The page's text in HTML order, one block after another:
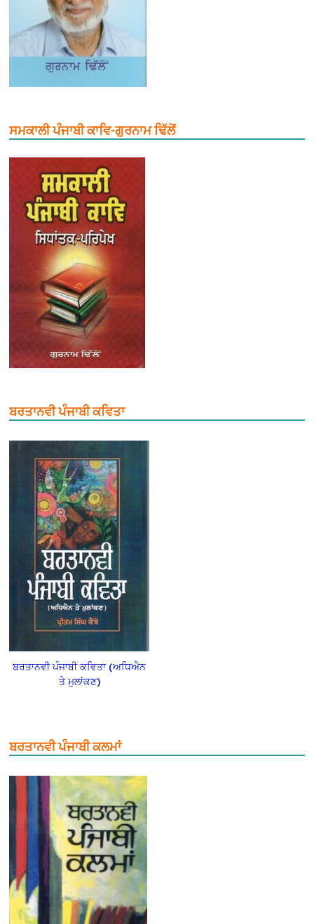
ਸਮਕਾਲੀ ਪੰਜਾਬੀ ਕਾਵਿ-ਗੁਰਨਾਮ ਢਿੱਲੋਂ
ਬਰਤਾਨਵੀ ਪੰਜਾਬੀ ਕਵਿਤਾ
ਬਰਤਾਨਵੀ ਪੰਜਾਬੀ ਕਵਿਤਾ (ਅਧਿਐਨ
ਤੇ ਮੁਲਾਂਕਣ)
ਬਰਤਾਨਵੀ ਪੰਜਾਬੀ ਕਲਮਾਂ